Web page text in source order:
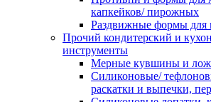
капкейков/ пирожных
Раздвижные формы для
Прочий кондитерский и
инструменты
Мерные кувшины и
Силиконовые/
раскатки и выпечки,